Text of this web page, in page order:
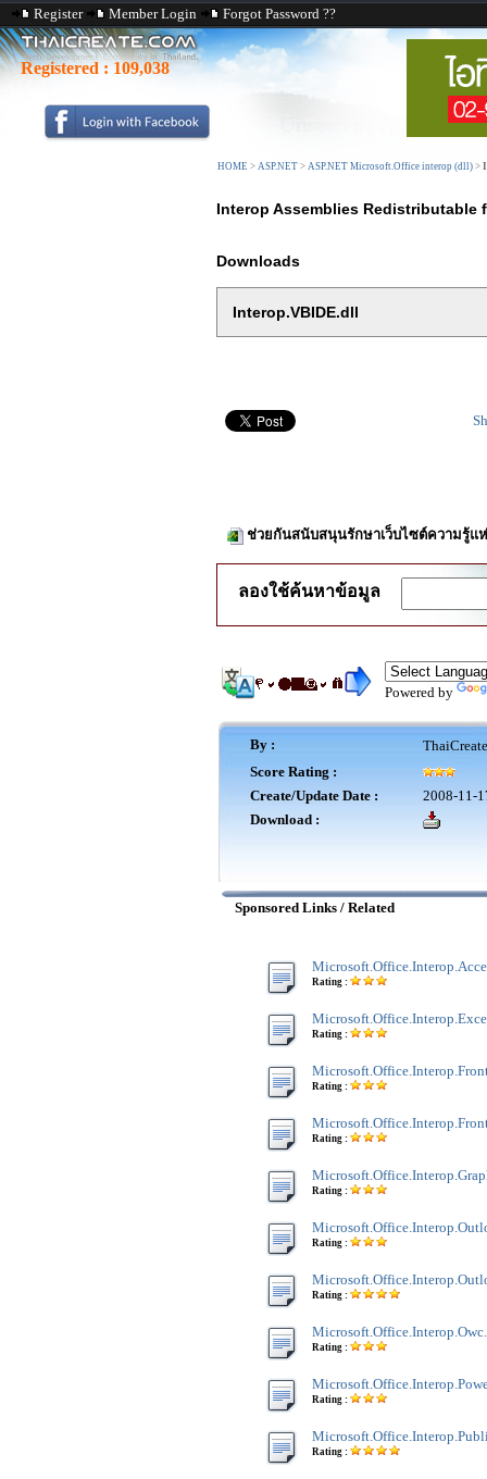
Register Member Login Forgot Password ??
Registered : 109,038
HOME > ASP.NET > ASP.NET Microsoft.Office interop (dll) >
Interop Assemblies Redistributable
Downloads
Interop.VBIDE.dll
ช่วยกันสนับสนุนรักษาเว็บไซต์ความรู้แ
ลองใช้ค้นหาข้อมูล
Powered by
By :
Score Rating :
Create/Update Date :
2008-11-
Download :
Sponsored Links / Related
Rating :
Rating :
Rating :
Rating :
Rating :
Rating :
Rating :
Rating :
Rating :
Rating :